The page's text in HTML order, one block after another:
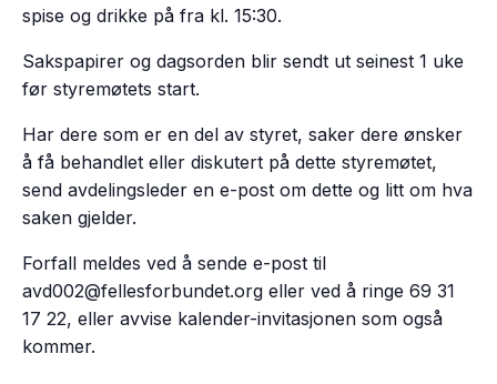
spise og drikke på fra kl. 15:30.
Sakspapirer og dagsorden blir sendt ut seinest 1 uke
før styremøtets start.
Har dere som er en del av styret, saker dere ønsker
å få behandlet eller diskutert på dette styremøtet,
send avdelingsleder en e-post om dette og litt om hva
saken gjelder.
Forfall meldes ved å sende e-post til
avd002@fellesforbundet.org eller ved å ringe 69 31
17 22, eller avvise kalender-invitasjonen som også
kommer.